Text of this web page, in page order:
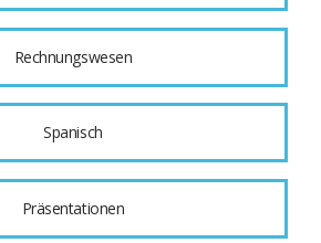
Rechnungswesen
Spanisch
Präsentationen